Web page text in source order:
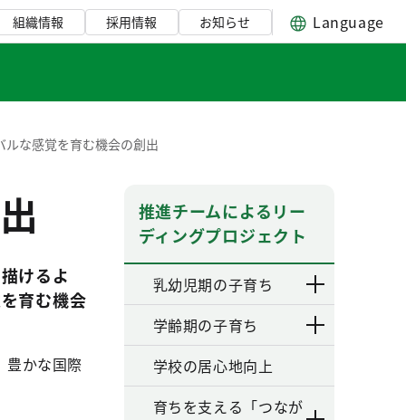
組織情報 採用情報 お知らせ Language
ルな感覚を育む機会の創出
けるよ
育む機会
豊かな国際
推進チームによるリー
ディングプロジェクト
乳幼児期の子育ち
学齢期の子育ち
学校の居心地向上
育ちを支える「つなが